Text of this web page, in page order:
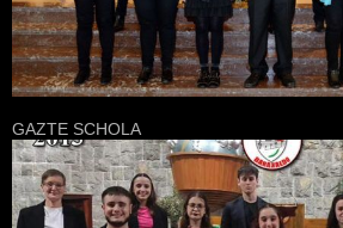
GAZTE SCHOLA